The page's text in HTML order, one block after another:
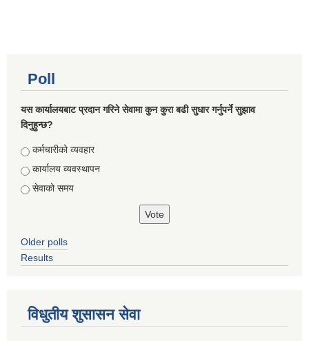
Poll
यस कार्यालयबाट प्रदान गरिने सेवामा कुन कुरा बढी सुधार गर्नुपर्ने सुझाव
दिनुहुन्छ?
Choices
कर्मचारीको व्यवहार
कार्यालय व्यवस्थापन
सेवाको समय
Older polls
Results
विधुतीय शुसासन सेवा